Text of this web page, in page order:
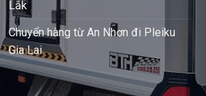
Lắk
Chuyển hàng từ An Nhơn đi Pleiku
Gia Lai